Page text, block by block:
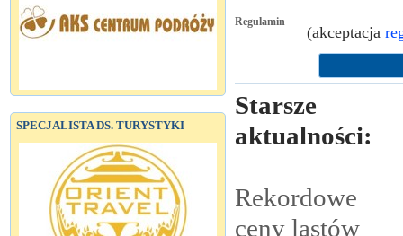
SPECJALISTA DS. TURYSTYKI
Regulamin
(akceptacja
Starsze
aktualności:
Rekordowe
ceny lastów